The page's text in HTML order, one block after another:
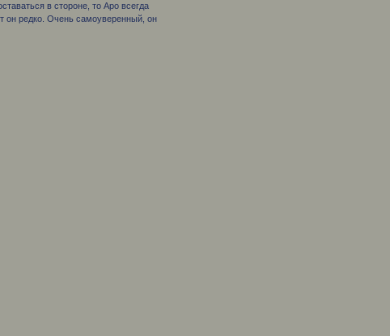
в стороне, то Аро всегда
он редко. Очень самоуверенный, он